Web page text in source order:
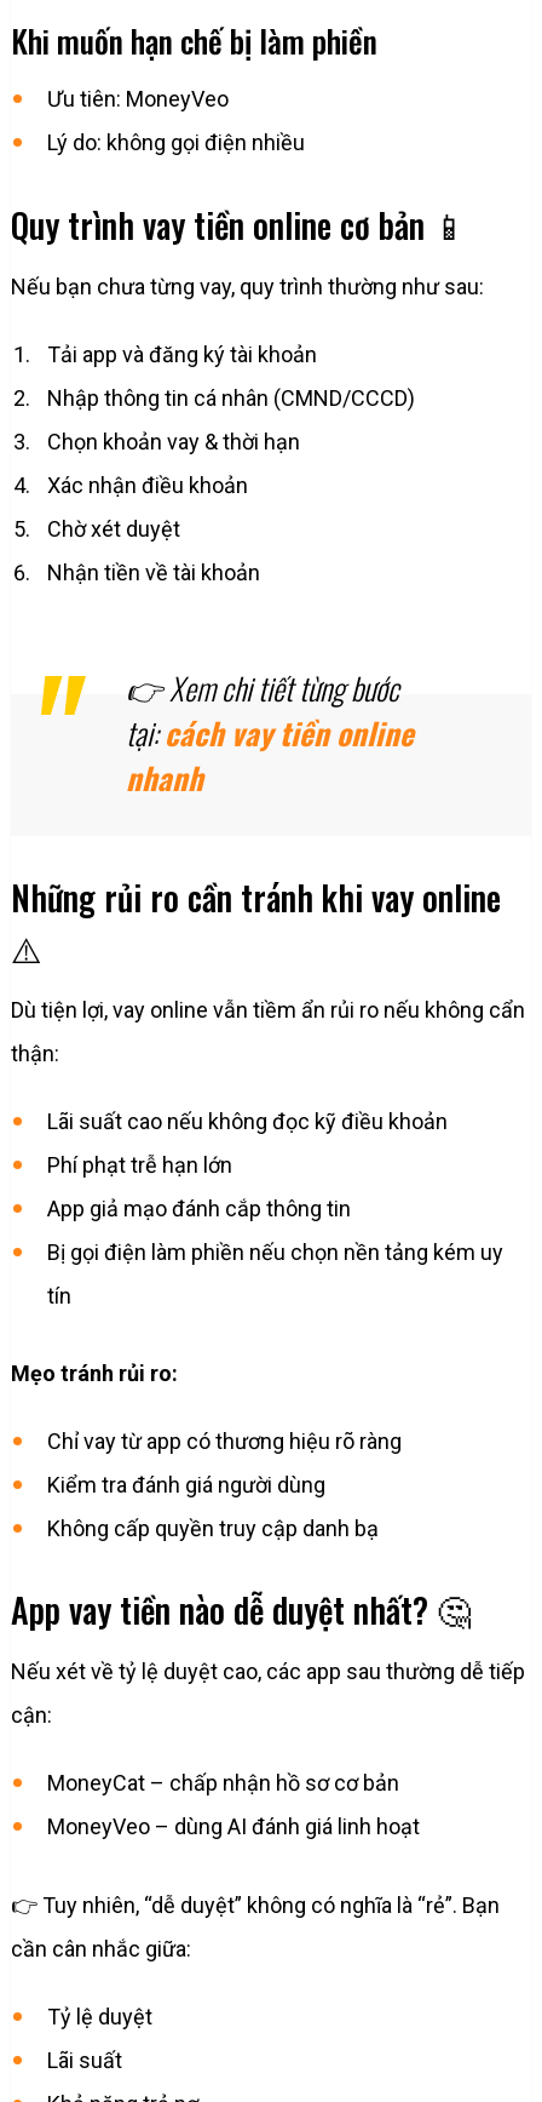
Khi muốn hạn chế bị làm phiền
Ưu tiên: MoneyVeo
Lý do: không gọi điện nhiều
Quy trình vay tiền online cơ bản 📱
Nếu bạn chưa từng vay, quy trình thường như sau:
Tải app và đăng ký tài khoản
Nhập thông tin cá nhân (CMND/CCCD)
Chọn khoản vay & thời hạn
Xác nhận điều khoản
Chờ xét duyệt
Nhận tiền về tài khoản
👉 Xem chi tiết từng bước
tại:cách vay tiền online
nhanh
Những rủi ro cần tránh khi vay online
⚠️
Dù tiện lợi, vay online vẫn tiềm ẩn rủi ro nếu không cẩn
thận:
Lãi suất cao nếu không đọc kỹ điều khoản
Phí phạt trễ hạn lớn
App giả mạo đánh cắp thông tin
Bị gọi điện làm phiền nếu chọn nền tảng kém uy
tín
Mẹo tránh rủi ro:
Chỉ vay từ app có thương hiệu rõ ràng
Kiểm tra đánh giá người dùng
Không cấp quyền truy cập danh bạ
App vay tiền nào dễ duyệt nhất? 🤔
Nếu xét về tỷ lệ duyệt cao, các app sau thường dễ tiếp
cận:
MoneyCat – chấp nhận hồ sơ cơ bản
MoneyVeo – dùng AI đánh giá linh hoạt
👉 Tuy nhiên, “dễ duyệt” không có nghĩa là “rẻ”. Bạn
cần cân nhắc giữa:
Tỷ lệ duyệt
Lãi suất